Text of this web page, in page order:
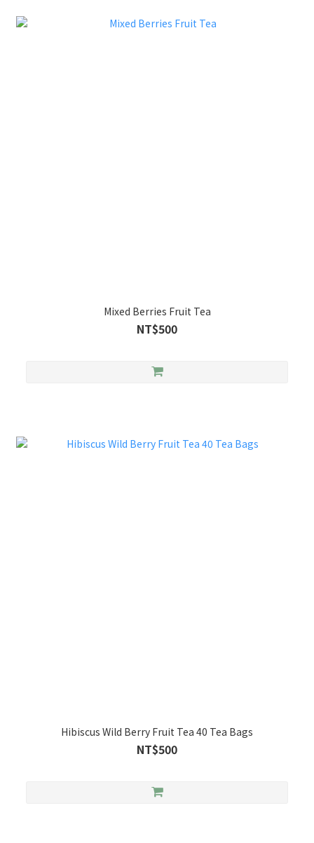
Mixed Berries Fruit Tea
NT$500
Hibiscus Wild Berry Fruit Tea 40 Tea Bags
NT$500